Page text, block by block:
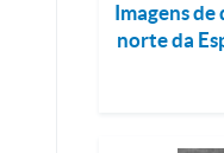
Imagens
norte da